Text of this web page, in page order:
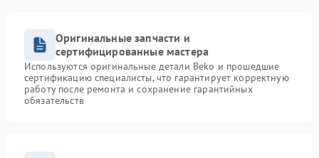
Оригинальные запчасти и
сертифицированные мастера
Используются оригинальные детали Beko и прошедшие
сертификацию специалисты, что гарантирует корректную
работу после ремонта и сохранение гарантийных
обязательств